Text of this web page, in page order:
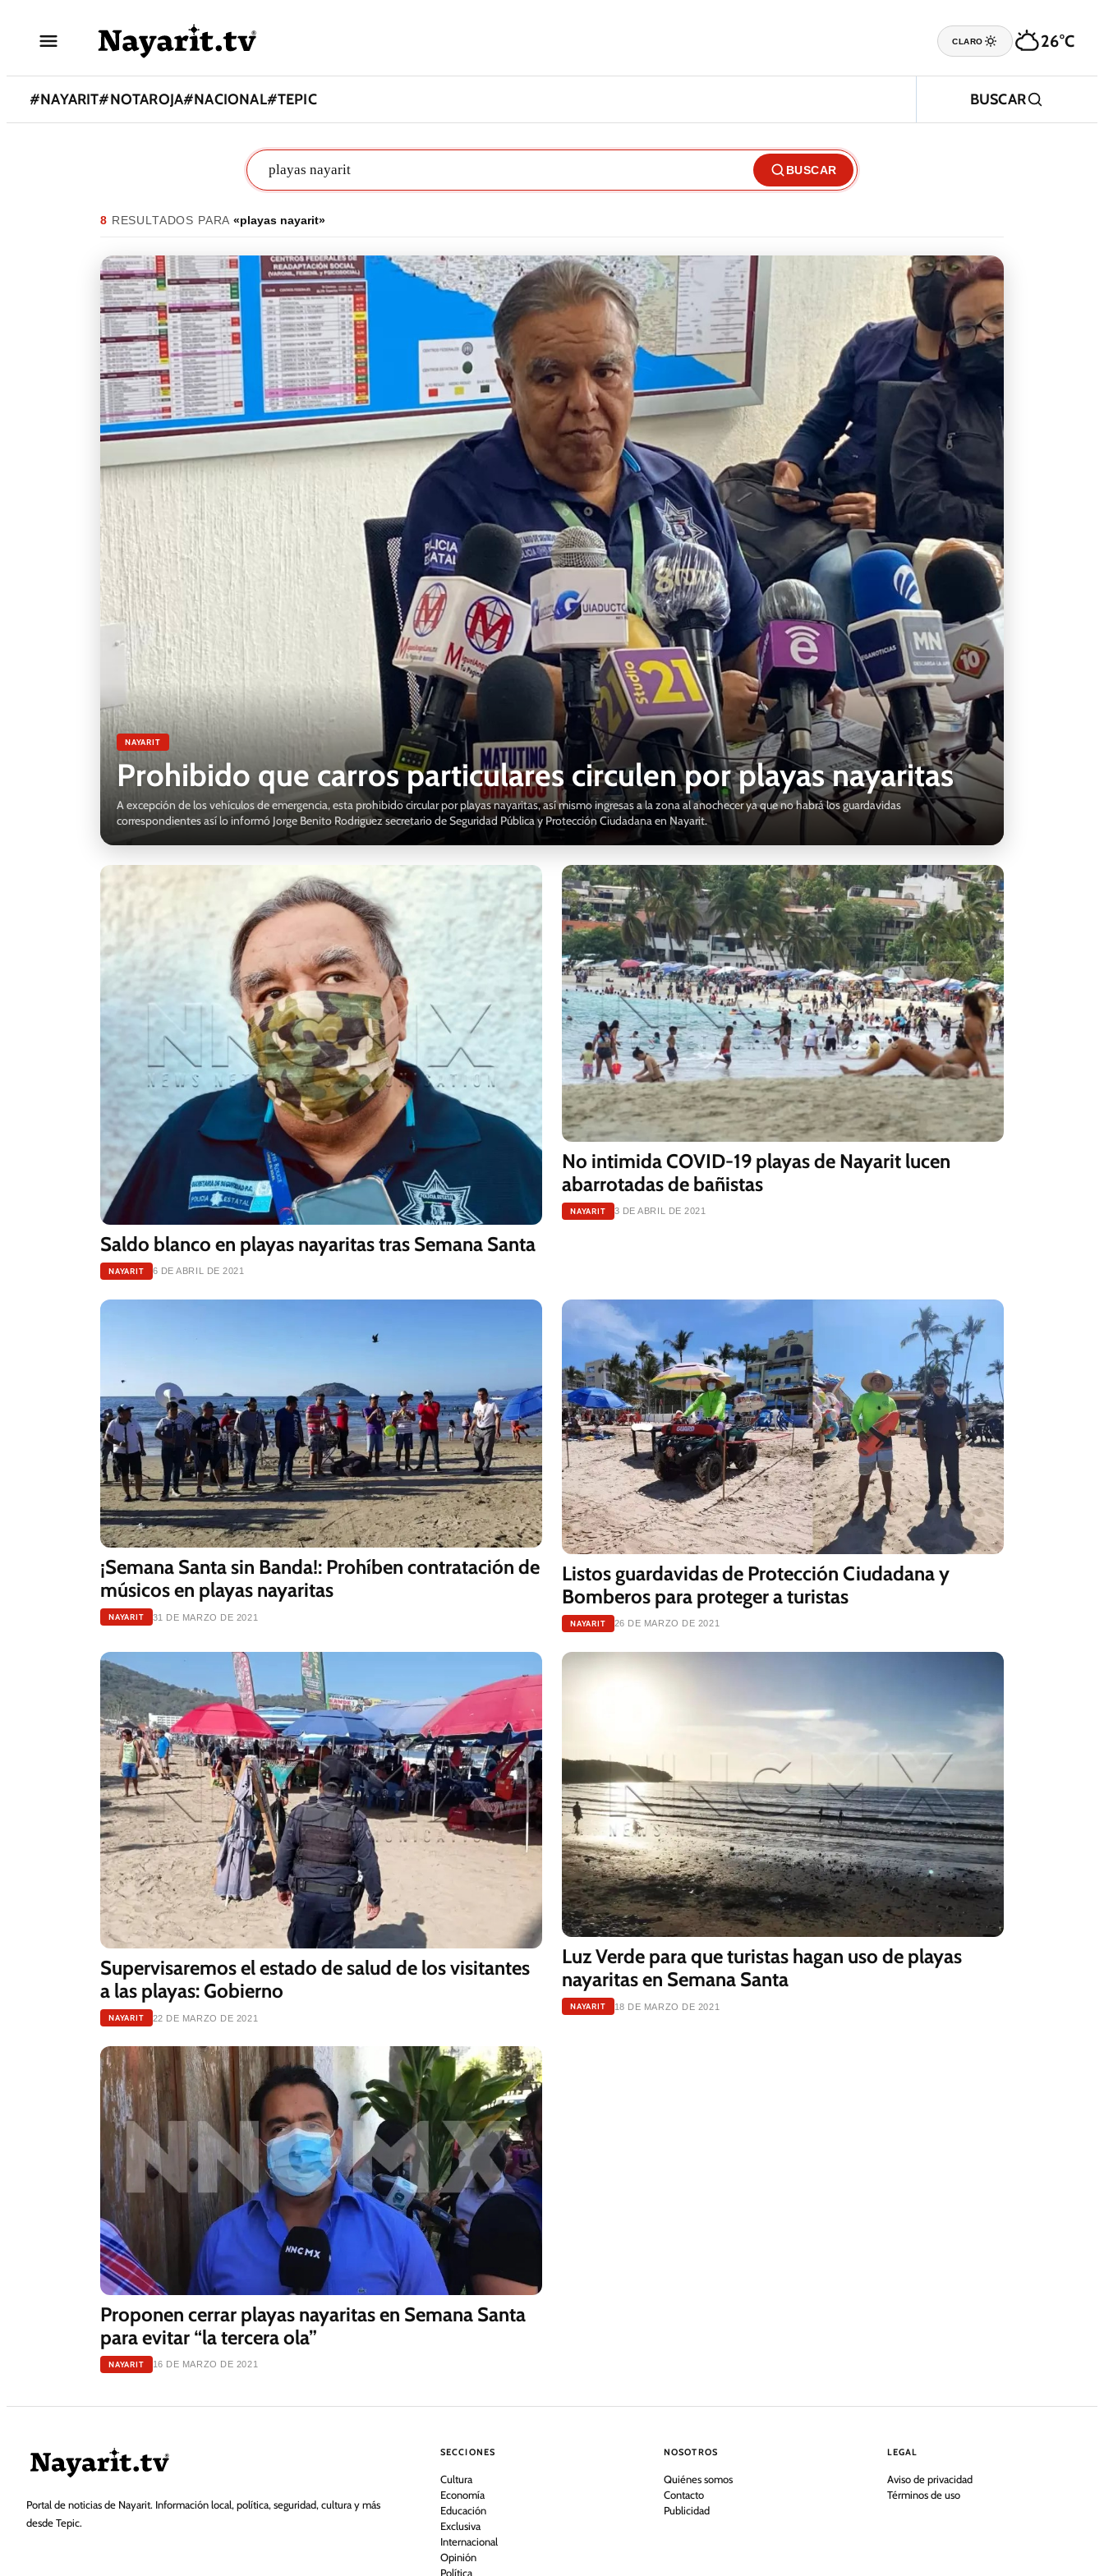
CLARO 26°C
#NAYARIT#NOTAROJA#NACIONAL#TEPIC BUSCAR
BUSCAR
8 RESULTADOS PARA«playas nayarit»
NAYARIT
Prohibido que carros particulares circulen por playas nayaritas
A excepción de los vehículos de emergencia, esta prohibido circular por playas nayaritas, así mismo ingresas a la zona al anochecer ya que no habrá los guardavidas
correspondientes así lo informó Jorge Benito Rodriguez secretario de Seguridad Pública y Protección Ciudadana en Nayarit.
Saldo blanco en playas nayaritas tras Semana Santa
NAYARIT 6 DE ABRIL DE 2021
No intimida COVID-19 playas de Nayarit lucen
abarrotadas de bañistas
NAYARIT 3 DE ABRIL DE 2021
¡Semana Santa sin Banda!: Prohíben contratación de
músicos en playas nayaritas
NAYARIT 31 DE MARZO DE 2021
Listos guardavidas de Protección Ciudadana y
Bomberos para proteger a turistas
NAYARIT 26 DE MARZO DE 2021
Supervisaremos el estado de salud de los visitantes
a las playas: Gobierno
NAYARIT 22 DE MARZO DE 2021
Luz Verde para que turistas hagan uso de playas
nayaritas en Semana Santa
NAYARIT 18 DE MARZO DE 2021
Proponen cerrar playas nayaritas en Semana Santa
para evitar “la tercera ola”
NAYARIT 16 DE MARZO DE 2021
Portal de noticias de Nayarit. Información local, política, seguridad, cultura y más
desde Tepic.
SECCIONES
Cultura
Economía
Educación
Exclusiva
Internacional
Opinión
Política
NOSOTROS
Quiénes somos
Contacto
Publicidad
LEGAL
Aviso de privacidad
Términos de uso